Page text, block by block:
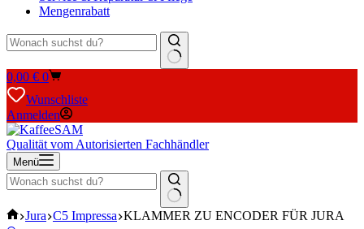
Mengenrabatt
Keine
Ergebnisse
Warenkorb
0,00 € 0
Wunschliste
Anmelden
Qualität vom Autorisierten Fachhändler
Menü
Keine
Start
Jura C5 Impressa KLAMMER ZU ENCODER FÜR JURA